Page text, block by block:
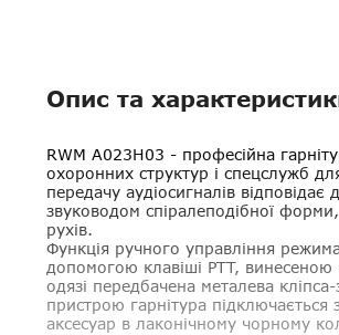
Опис та
RWM A023H03 - професійна
охоронних структур і спецслужб
передачу аудіосигналів
звуководом спіралеподібної
рухів.
Функція ручного управління
допомогою клавіші PTT,
одязі передбачена металева
пристрою гарнітура
аксесуар в лаконічному чорному